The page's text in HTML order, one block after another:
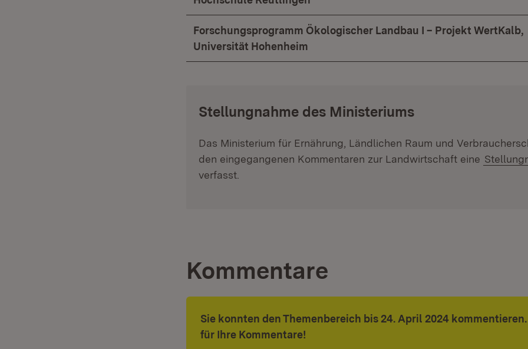
Forschungsprogramm Ökologischer Landbau I – Projekt WertKalb,
Universität Hohenheim
:Stellungnahme des Ministeriums
Das Ministerium für Ernährung, Ländlichen Raum und
den eingegangenen Kommentaren zur Landwirtschaft eine
verfasst.
Kommentare
Sie konnten den Themenbereich bis 24. April 2024
für Ihre Kommentare!